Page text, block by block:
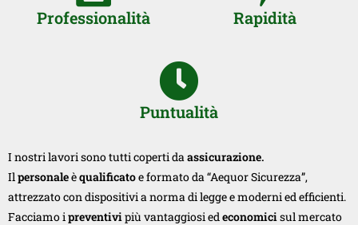
Professionalità Rapidità
Puntualità
I nostri lavori sono tutti coperti daassicurazione.
Ilpersonaleèqualificatoe formato da “Aequor Sicurezza”,
attrezzato con dispositivi a norma di legge e moderni ed efficienti.
Facciamo ipreventivipiù vantaggiosi edeconomicisul mercato